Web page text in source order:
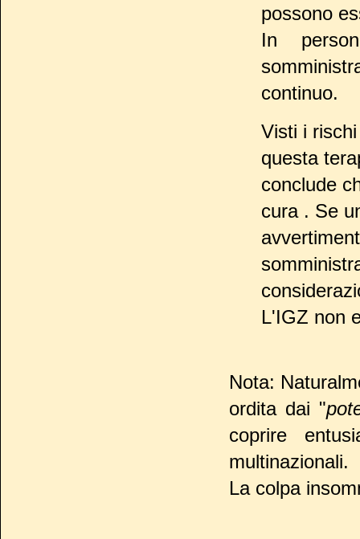
possono
In
continuo.
Visti i
questa
conclude
cura . Se
L'IGZ non
Nota:
ordita dai "
coprire
multinazionali.
La colpa